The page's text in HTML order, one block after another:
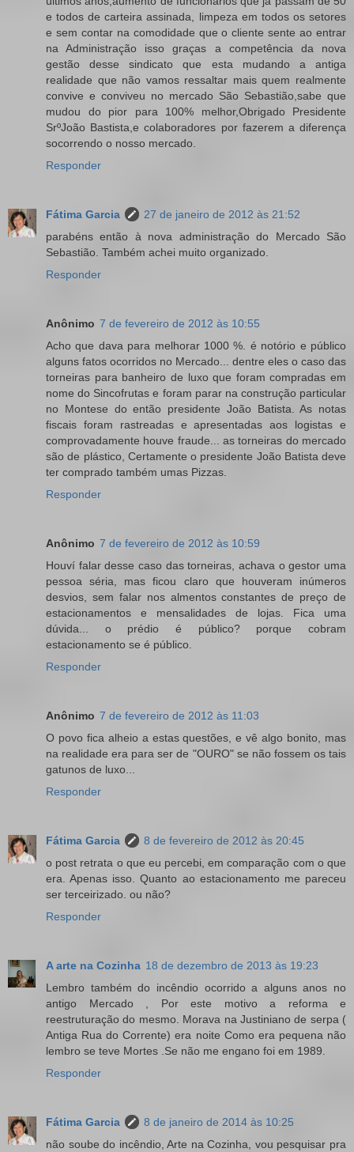
e todos de carteira assinada, limpeza em todos os setores
e sem contar na comodidade que o cliente sente ao entrar
na Administração isso graças a competência da nova
gestão desse sindicato que esta mudando a antiga
realidade que não vamos ressaltar mais quem realmente
convive e conviveu no mercado São Sebastião,sabe que
mudou do pior para 100% melhor,Obrigado Presidente
SrºJoão Bastista,e colaboradores por fazerem a diferença
socorrendo o nosso mercado.
Responder
Fátima Garcia
27 de janeiro de 2012 às 21:52
parabéns então à nova administração do Mercado São
Sebastião. Também achei muito organizado.
Responder
Anônimo 7 de fevereiro de 2012 às 10:55
Acho que dava para melhorar 1000 %. é notório e público
alguns fatos ocorridos no Mercado... dentre eles o caso das
torneiras para banheiro de luxo que foram compradas em
nome do Sincofrutas e foram parar na construção particular
no Montese do então presidente João Batista. As notas
fiscais foram rastreadas e apresentadas aos logistas e
comprovadamente houve fraude... as torneiras do mercado
são de plástico, Certamente o presidente João Batista deve
ter comprado também umas Pizzas.
Responder
Anônimo 7 de fevereiro de 2012 às 10:59
Houví falar desse caso das torneiras, achava o gestor uma
pessoa séria, mas ficou claro que houveram inúmeros
desvios, sem falar nos almentos constantes de preço de
estacionamentos e mensalidades de lojas. Fica uma
dúvida... o prédio é público? porque cobram
estacionamento se é público.
Responder
Anônimo 7 de fevereiro de 2012 às 11:03
O povo fica alheio a estas questões, e vê algo bonito, mas
na realidade era para ser de "OURO" se não fossem os tais
gatunos de luxo...
Responder
Fátima Garcia
8 de fevereiro de 2012 às 20:45
o post retrata o que eu percebi, em comparação com o que
era. Apenas isso. Quanto ao estacionamento me pareceu
ser terceirizado. ou não?
Responder
A arte na Cozinha 18 de dezembro de 2013 às 19:23
Lembro também do incêndio ocorrido a alguns anos no
antigo Mercado , Por este motivo a reforma e
reestruturação do mesmo. Morava na Justiniano de serpa (
Antiga Rua do Corrente) era noite Como era pequena não
lembro se teve Mortes .Se não me engano foi em 1989.
Responder
Fátima Garcia
8 de janeiro de 2014 às 10:25
não soube do incêndio, Arte na Cozinha, vou pesquisar pra